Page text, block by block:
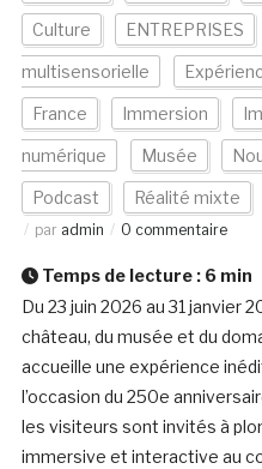
Culture ENTREPRISES
multisensorielle
France Immersion
numérique Musée
Podcast Réalité mixte
par admin 0 commentaire
Temps de lecture : 6 min
Du 23 juin 2026 au 31 janvier
château, du musée et du
accueille une expérience
l’occasion du 250e
les visiteurs sont invités à
immersive et interactive au